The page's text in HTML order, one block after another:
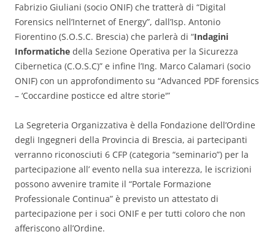
Fabrizio Giuliani (socio ONIF) che tratterà di “Digital
Forensics nell’Internet of Energy”, dall’Isp. Antonio
Fiorentino (S.O.S.C. Brescia) che parlerà di “Indagini
Informatiche della Sezione Operativa per la Sicurezza
Cibernetica (C.O.S.C)” e infine l’Ing. Marco Calamari (socio
ONIF) con un approfondimento su “Advanced PDF forensics
– ‘Coccardine posticce ed altre storie'”
La Segreteria Organizzativa è della Fondazione dell’Ordine
degli Ingegneri della Provincia di Brescia, ai partecipanti
verranno riconosciuti 6 CFP (categoria “seminario”) per la
partecipazione all’ evento nella sua interezza, le iscrizioni
possono avvenire tramite il “Portale Formazione
Professionale Continua” è previsto un attestato di
partecipazione per i soci ONIF e per tutti coloro che non
afferiscono all’Ordine.